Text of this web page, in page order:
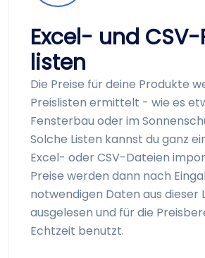
Excel- und
listen
Die Preise für deine Produkte
Preis­listen ermittelt - wie es
Fensterbau oder im
Solche Listen kannst du ganz
Excel- oder CSV-Dateien
Preise werden dann nach
notwendigen Daten aus dieser
ausgelesen und für die
Echtzeit benutzt.